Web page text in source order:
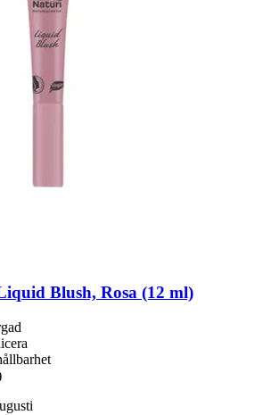
Blush, Rosa (12 ml)